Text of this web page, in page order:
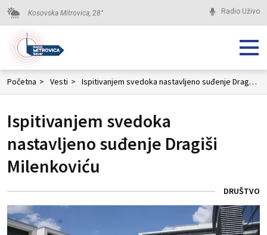
Kosovska Mitrovica, 28° Radio Uživo
Početna > Vesti > Ispitivanjem svedoka nastavljeno suđenje Dragiši Milenkoviću
Ispitivanjem svedoka
nastavljeno suđenje Dragiši
Milenkoviću
DRUŠTVO